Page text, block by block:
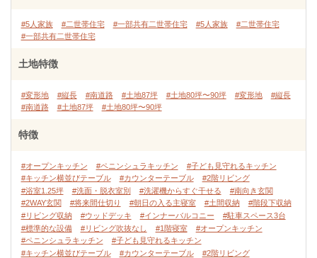
#5人家族 #二世帯住宅 #一部共有二世帯住宅 #5人家族
#二世帯住宅
#一部共有二世帯住宅
土地特徴
#変形地 #縦長 #南道路 #土地87坪 #土地80坪〜90坪 #変形地
#縦長
#南道路
#土地87坪 #土地80坪〜90坪
特徴
#オープンキッチン #ペニンシュラキッチン
#子ども見守れるキッチン
#キッチン横並びテーブル
#カウンターテーブル
#2階リビング
#浴室1.25坪
#洗面・脱衣室別 #洗濯機からすぐ干せる
#南向き玄関
#2WAY玄関
#将来間仕切り #朝日の入る主寝室 #土間収納
#階段下収納
#リビング収納
#ウッドデッキ #インナーバルコニー
#駐車スペース3台
#標準的な設備
#リビング吹抜なし #1階寝室
#オープンキッチン
#ペニンシュラキッチン
#子ども見守れるキッチン
#キッチン横並びテーブル
#カウンターテーブル
#2階リビング